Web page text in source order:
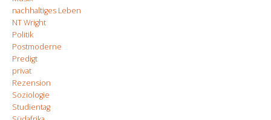
nachhaltiges Leben
NT Wright
Politik
Postmoderne
Predigt
privat
Rezension
Soziologie
Studientag